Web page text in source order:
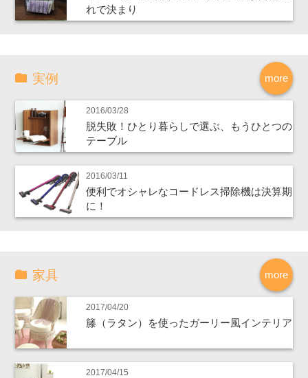
れで決まり
more
実例
2016/03/28
脱失敗！ひとり暮らしで選ぶ、もうひとつの
テーブル
2016/03/11
便利でオシャレなコードレス掃除機は決算期
に！
more
家具
2017/04/20
籐（ラタン）を使ったガーリー風インテリア
2017/04/15